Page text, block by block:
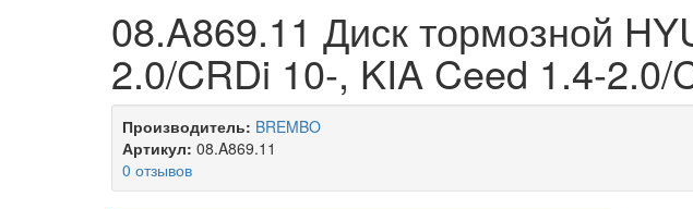
08.A869.11 Диск тормозной
2.0/CRDi 10-, KIA Ceed 1.4-2.0/
Производитель: BREMBO
Артикул: 08.A869.11
0 отзывов